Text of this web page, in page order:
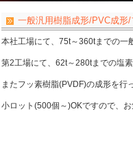
一般汎用樹脂成形/PVC成形
本社工場にて、75t～360tまでの一
第2工場にて、62t～280tまでの塩
またフッ素樹脂(PVDF)の成形を行
小ロット(500個～)OKですので、